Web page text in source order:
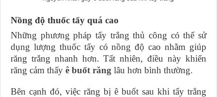
Nồng độ thuốc tẩy quá cao
Những phương pháp tẩy trắng thủ công có thể sử
dụng lượng thuốc tẩy có nồng độ cao nhằm giúp
răng trắng nhanh hơn. Tất nhiên, điều này khiến
răng cảm thấyê buốt răng lâu hơn bình thường.
Bên cạnh đó, việc răng bị ê buốt sau khi tẩy trắng